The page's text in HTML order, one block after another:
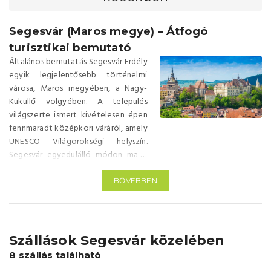
Segesvár (Maros megye) – Átfogó
turisztikai bemutató
Általános bemutatás Segesvár Erdély
egyik legjelentősebb történelmi
városa, Maros megyében, a Nagy-
Küküllő völgyében. A település
világszerte ismert kivételesen épen
fennmaradt középkori váráról, amely
UNESCO Világörökségi helyszín.
Segesvár egyedülálló módon ma is
élő várváros, ahol a történelmi
épületek, tornyok és utcák a
mindennapi városi élettel alkotnak
egységet. • Tengerszint feletti
elhelyezkedés: Erdély középső
része, Maros megye délkeleti
térsége Távolságok (autóval, GPS
BŐVEBBEN
Szállások Segesvár közelében
8 szállás található